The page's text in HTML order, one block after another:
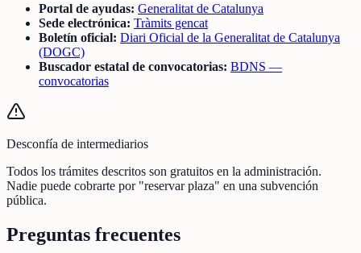
Portal de ayudas: Generalitat de Catalunya
Sede electrónica: Tràmits gencat
Boletín oficial: Diari Oficial de la Generalitat de Catalunya
(DOGC)
Buscador estatal de convocatorias: BDNS —
convocatorias
Desconfía de intermediarios
Todos los trámites descritos son gratuitos en la administración.
Nadie puede cobrarte por "reservar plaza" en una subvención
pública.
Preguntas frecuentes